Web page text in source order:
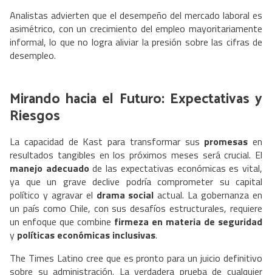
Analistas advierten que el desempeño del mercado laboral es
asimétrico, con un crecimiento del empleo mayoritariamente
informal, lo que no logra aliviar la presión sobre las cifras de
desempleo.
Mirando hacia el Futuro: Expectativas y
Riesgos
La capacidad de Kast para transformar sus promesas en
resultados tangibles en los próximos meses será crucial. El
manejo adecuado de las expectativas económicas es vital,
ya que un grave declive podría comprometer su capital
político y agravar el drama social actual. La gobernanza en
un país como Chile, con sus desafíos estructurales, requiere
un enfoque que combine firmeza en materia de seguridad
y políticas económicas inclusivas.
The Times Latino cree que es pronto para un juicio definitivo
sobre su administración. La verdadera prueba de cualquier